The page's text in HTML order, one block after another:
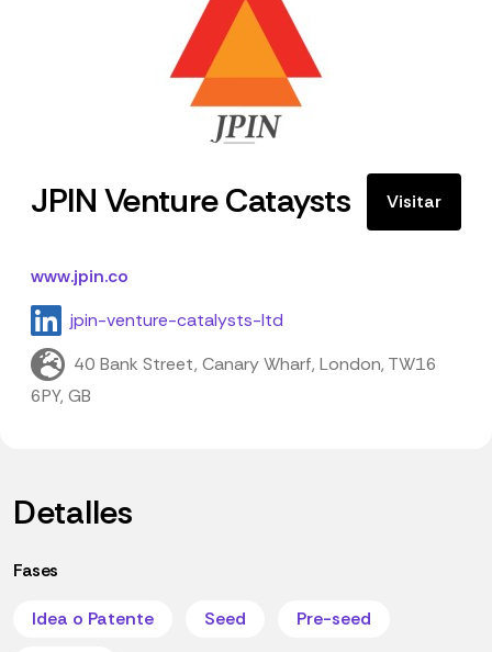
JPIN Venture Cataysts Visitar
www.jpin.co
jpin-venture-catalysts-ltd
40 Bank Street, Canary Wharf, London, TW16
6PY, GB
Detalles
Fases
Idea o Patente Seed
Pre-seed